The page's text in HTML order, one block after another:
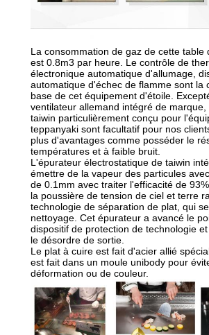
La consommation de gaz de cette table
est 0.8m3 par heure. Le contrôle de
électronique automatique d'allumage,
automatique d'échec de flamme sont la
base de cet équipement d'étoile.
ventilateur allemand intégré de
taiwin particulièrement conçu pour
teppanyaki sont facultatif pour nos
plus d'avantages comme posséder le
températures et à faible bruit.
L'épurateur électrostatique de taiwin
émettre de la vapeur des particules
de 0.1mm avec traiter l'efficacité de
la poussière de tension de ciel et terre
technologie de séparation de plat, qui
nettoyage. Cet épurateur a avancé le
dispositif de protection de technologie
le désordre de sortie.
Le plat à cuire est fait d'acier allié
est fait dans un moule unibody pour
déformation ou de couleur.